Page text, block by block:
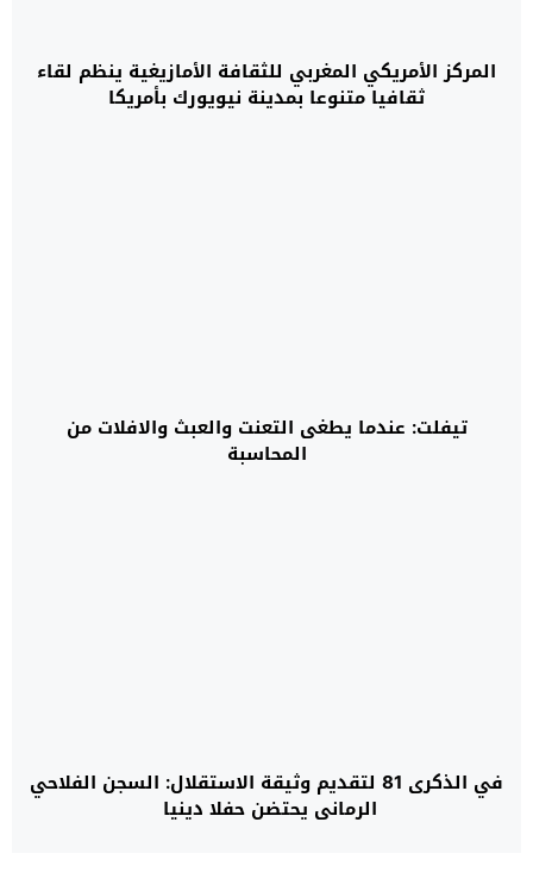
المركز الأمريكي المغربي للثقافة الأمازيغية ينظم لقاء
ثقافيا متنوعا بمدينة نيويورك بأمريكا
تيفلت: عندما يطغى التعنت والعبث والافلات من
المحاسبة
في الذكرى 81 لتقديم وثيقة الاستقلال: السجن الفلاحي
الرماني يحتضن حفلا دينيا